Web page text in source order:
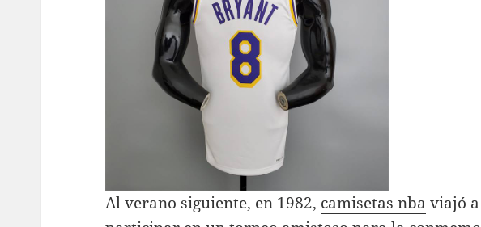
Al verano siguiente, en 1982, camisetas nba viajó